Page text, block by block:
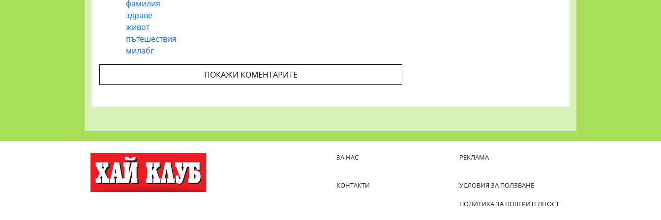
фамилия
здраве
живот
пътешествия
милабг
ПОКАЖИ КОМЕНТАРИТЕ
ЗА НАС
КОНТАКТИ
РЕКЛАМА
УСЛОВИЯ ЗА ПОЛЗВАНЕ
ПОЛИТИКА ЗА ПОВЕРИТЕЛНОСТ